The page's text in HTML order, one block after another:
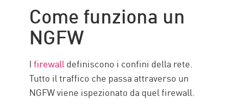
NGFW vs Tradizionale
FUNZIONALITÀ
Tipi di NGFW
NGFW Check Point
Risorse
Come funziona un
NGFW
Ifirewalldefiniscono i confini della rete.
Tutto il traffico che passa attraverso un
NGFW viene ispezionato da quel firewall.